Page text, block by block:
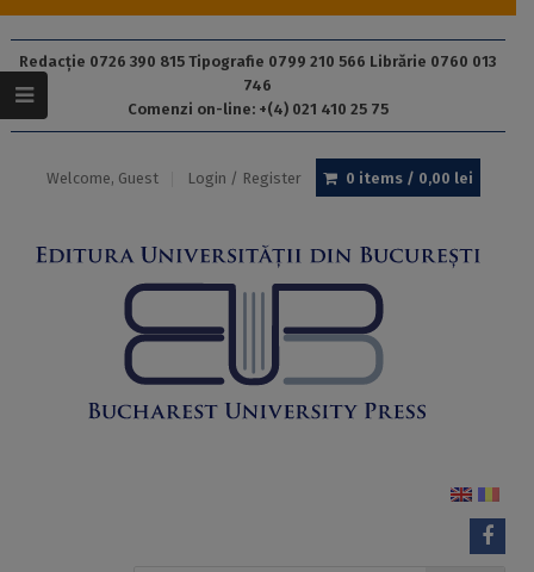
Redacție 0726 390 815 Tipografie 0799 210 566 Librărie 0760 013
746
Comenzi on-line: +(4) 021 410 25 75
Welcome, Guest Login / Register 0 items / 0,00 lei